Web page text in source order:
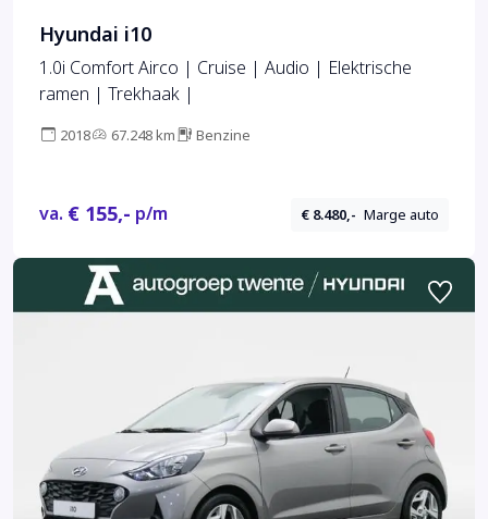
Hyundai i10
1.0i Comfort Airco | Cruise | Audio | Elektrische
ramen | Trekhaak |
2018 67.248 km Benzine
va. € 155,- p/m € 8.480,- Marge auto